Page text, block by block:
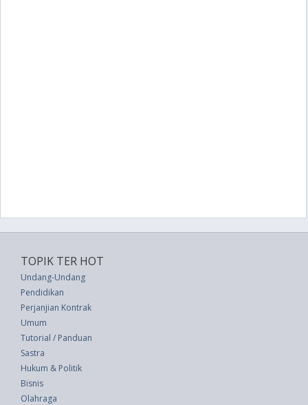
TOPIK TER HOT
Undang-Undang
Pendidikan
Perjanjian Kontrak
Umum
Tutorial / Panduan
Sastra
Hukum & Politik
Bisnis
Olahraga